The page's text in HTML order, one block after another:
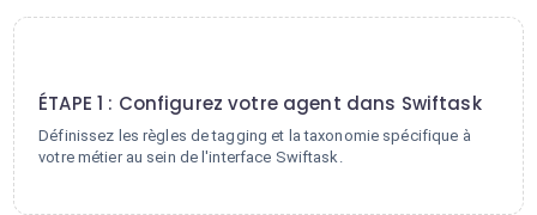
ÉTAPE 1 : Configurez votre agent dans Swiftask
Définissez les règles de tagging et la taxonomie spécifique à
votre métier au sein de l'interface Swiftask.